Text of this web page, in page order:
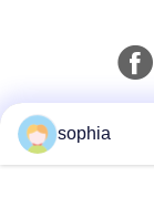
sophia